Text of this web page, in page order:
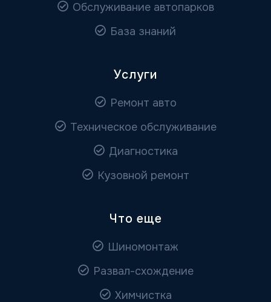
Обслуживание автопарков
База знаний
Услуги
Ремонт авто
Техническое обслуживание
Диагностика
Кузовной ремонт
Что еще
Шиномонтаж
Развал-схождение
Химчистка